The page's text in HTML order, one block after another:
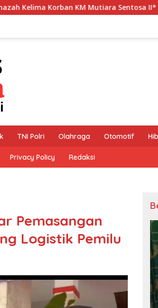
Mutiara Sentosa II* *Polres
TNI Polri Olahraga Otomotif
Privacy Policy Redaksi
Pemasangan
Logistik Pemilu